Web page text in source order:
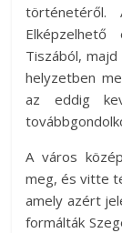
történetéről.
Tiszából,
helyzetben
az eddig
A város
meg, és vitte
amely azért
formálták